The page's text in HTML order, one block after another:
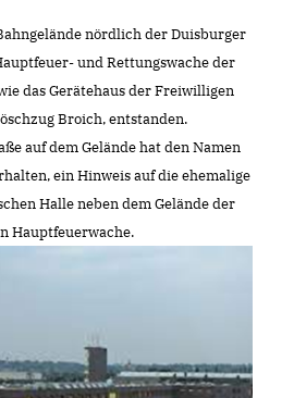
nördlich der Duisburger
und Rettungswache der
das Gerätehaus der Freiwilligen
Broich, entstanden.
auf dem Gelände hat den Namen
ein Hinweis auf die ehemalige
Halle neben dem Gelände der
Hauptfeuerwache.